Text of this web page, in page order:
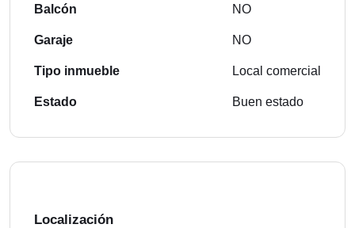
Balcón
Garaje
Tipo inmueble
Estado
NO
NO
Local comercial
Buen estado
Localización